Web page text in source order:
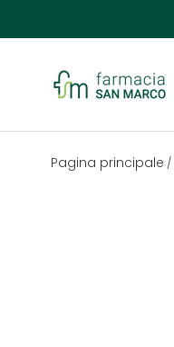
Pagina principale /